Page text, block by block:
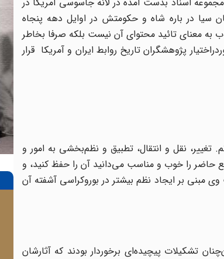
در باره شاه و حکومتش در اوایل دهه پنجاه
معنای تائید محتوای آن نیست بلکه صرفا بخاطر
پژوهشگران تاریخ روابط ایران و آمریکا قرار
تغییر، نقل و انتقال، تطبیق و نظم‌بخشی به امور و
حاضر را خوب و مناسب می‌دانید آن را حفظ کنید، و
مبنی بر ایجاد نظم بیشتر در بوروکراسی آشفته آن
تشکیلات پیچیده‌ای برخوردار بودند که آثارشان